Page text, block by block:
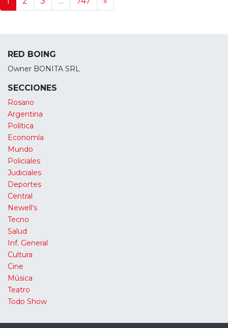
RED BOING
Owner BONITA SRL
SECCIONES
Rosario
Argentina
Política
Economía
Mundo
Policiales
Judiciales
Deportes
Central
Newell’s
Tecno
Salud
Inf. General
Cultura
Cine
Música
Teatro
Todo Show